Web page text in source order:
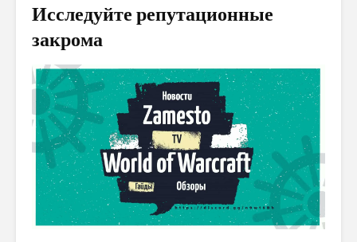
Исследуйте репутационные
закрома